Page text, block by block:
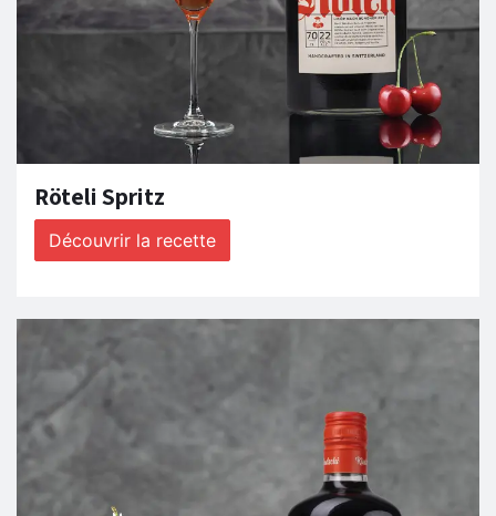
Röteli Spritz
Découvrir la recette